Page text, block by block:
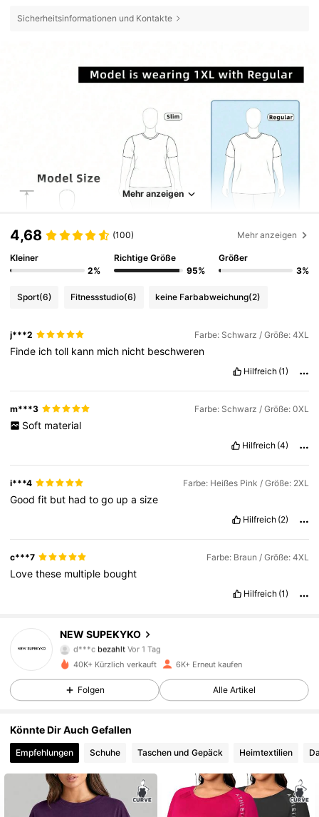
Sicherheitsinformationen und Kontakte
Mehr anzeigen
4,68 (100) Mehr anzeigen
Kleiner
2%
Richtige Größe
95%
Größer
3%
Sport(6) Fitnessstudio(6) keine Farbabweichung(2)
j***2 Farbe: Schwarz / Größe: 4XL
Finde ichtoll kann mich nicht beschweren
Hilfreich (1)
m***3 Farbe: Schwarz / Größe: 0XL
Soft material
Hilfreich (4)
i***4 Farbe: Heißes Pink / Größe: 2XL
Goodfit but hadtogo upasize
Hilfreich (2)
c***7 Farbe: Braun / Größe: 4XL
Lovethese multiple bought
Hilfreich (1)
NEW SUPEKYKO
4,78
1.7K Follower
4***0 istVor 1 Tag gefolgt
4,78 1.7K Follower
4,78 1.7K Follower
4,78 1.7K Follower
40K+ Kürzlich verkauft 6K+ Erneut kaufen
Folgen Alle Artikel
Könnte Dir Auch Gefallen
Empfehlungen Schuhe Taschen und Gepäck Heimtextilien